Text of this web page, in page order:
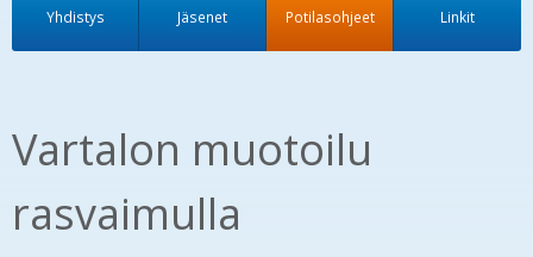
Yhdistys Jäsenet Potilasohjeet Linkit
Vartalon muotoilu
rasvaimulla